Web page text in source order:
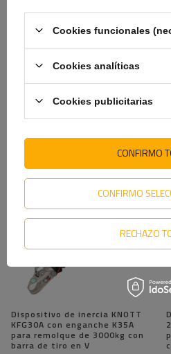
KF20A con enganche K20B
293,59 €
Dispositivo de inercia KNOTT
KFG30A con enganche K35A
para remolque de 3000kg con
barra de tiro en V
Cookies funcionales
Cookies analíticas
Cookies publicitarias
CONFIRMO
RECHAZO
CONFIRMO